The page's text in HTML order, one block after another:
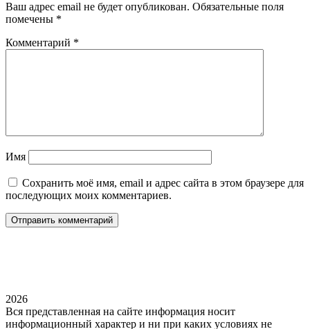
Ваш адрес email не будет опубликован. Обязательные поля
помечены *
Комментарий *
Имя
Сохранить моё имя, email и адрес сайта в этом браузере для
последующих моих комментариев.
2026
Вся представленная на сайте информация носит
информационный характер и ни при каких условиях не